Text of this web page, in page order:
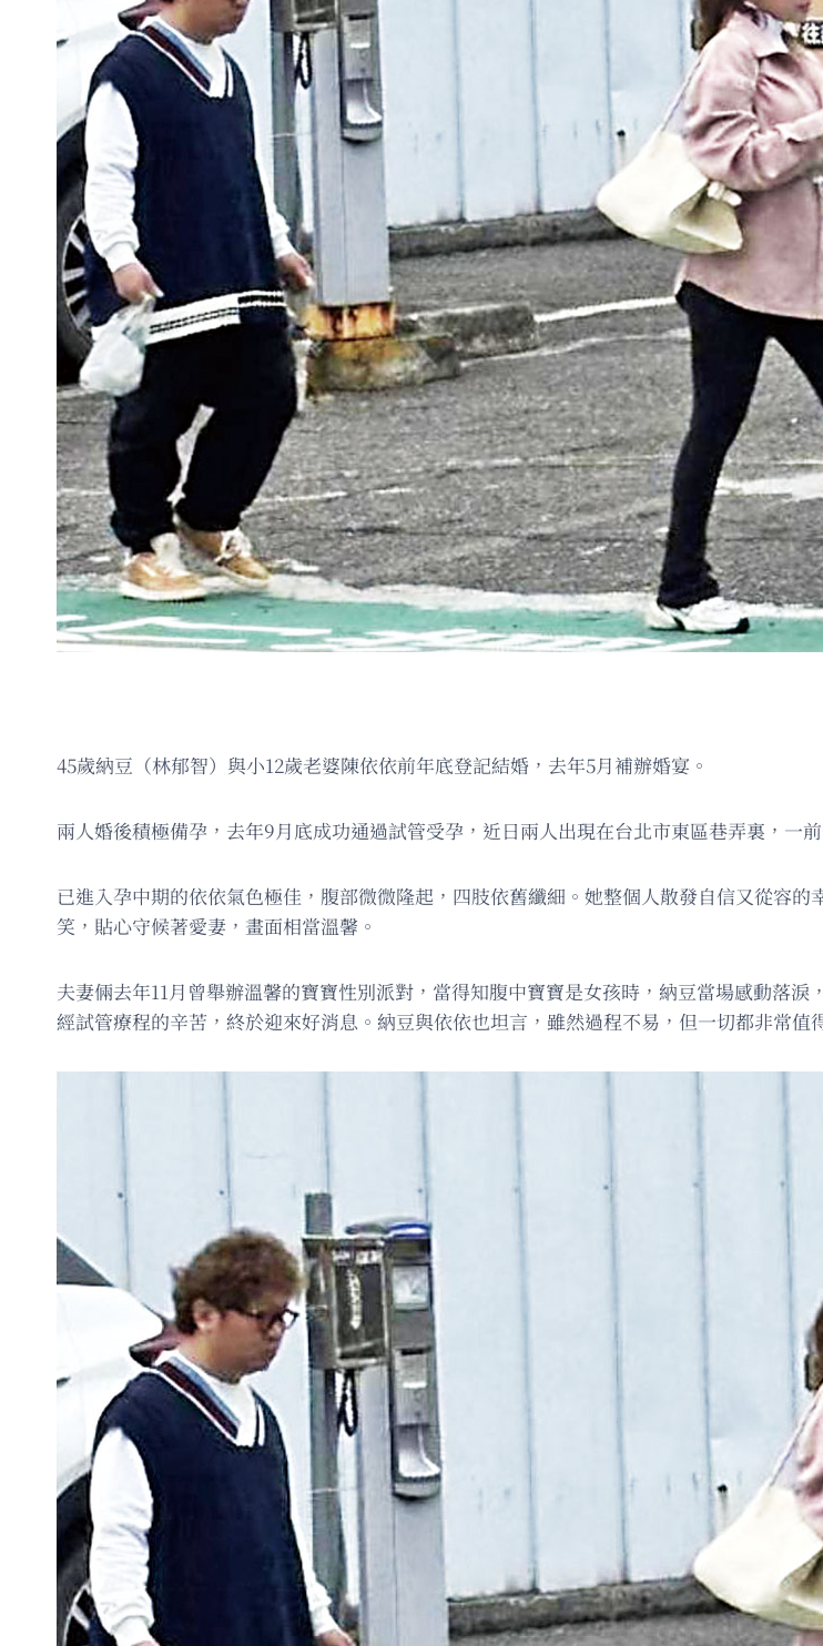
45歲納豆（林郁智）與小12歲老婆陳依依前年底登記結婚，去年5月補辦婚宴。
兩人婚後積極備孕，去年9月底成功通過試管受孕，近日兩人出現在台北市東區巷弄裏，一
已進入孕中期的依依氣色極佳，腹部微微隆起，四肢依舊纖細。她整個人散發自信又從容
笑，貼心守候著愛妻，畫面相當溫馨。
夫妻倆去年11月曾舉辦溫馨的寶寶性別派對，當得知腹中寶寶是女孩時，納豆當場感動落
經試管療程的辛苦，終於迎來好消息。納豆與依依也坦言，雖然過程不易，但一切都非常值